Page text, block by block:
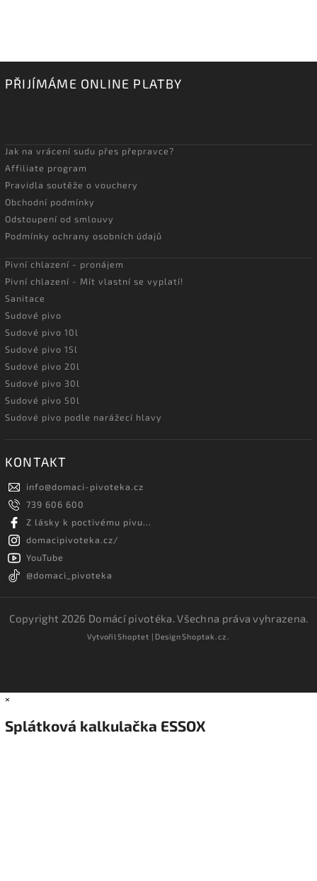
PŘIJÍMÁME ONLINE PLATBY
Jak na vrácení sudu přes přepravce?
Affiliate program
Pravidla soutěže o vouchery
Obchodní podmínky
Odstoupení od smlouvy
Podmínky ochrany osobních údajů
Pivní chlazení - pronájem
Pivní chlazení - Mít vlastní se vyplatí!
Sanitace
Sudové pivo
Sudové pivo 10l
Sudové pivo 15l
Sudové pivo 20l
Sudové pivo 30l
Sudové pivo 50l
Sudové pivo podle narážecí hlavy
KONTAKT
info@domaci-pivoteka.cz
739 606 600
Z lásky k poctivému pivu...
domacipivoteka.cz/
YouTube
@domaci_pivoteka
Copyright 2026 Domácí pivotéka. Všechna práva vyhrazena.
VytvořilShoptet | DesignShoptak.cz.
×
Splátková kalkulačka ESSOX